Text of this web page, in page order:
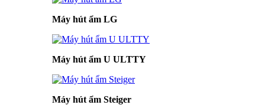
Máy hút ẩm LG
Máy hút ẩm U ULTTY
Máy hút ẩm Steiger